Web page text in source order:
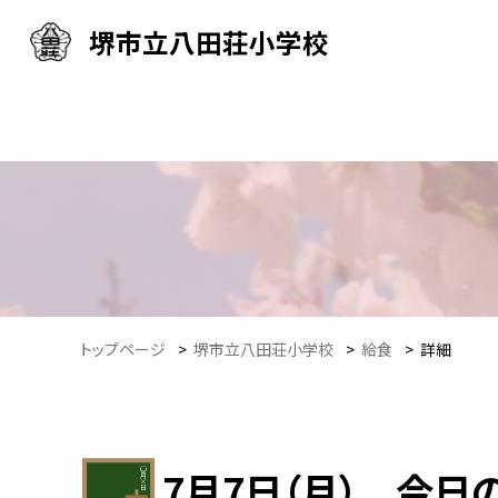
堺市立八田荘小学校
トップページ > 堺市立八田荘小学校 > 給食 > 詳細